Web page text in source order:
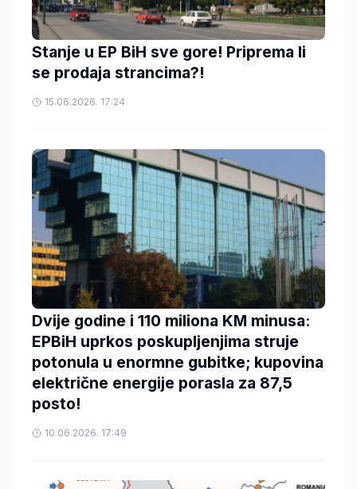
Stanje u EP BiH sve gore! Priprema li
se prodaja strancima?!
15.06.2026. 17:24
Dvije godine i 110 miliona KM minusa:
EPBiH uprkos poskupljenjima struje
potonula u enormne gubitke; kupovina
električne energije porasla za 87,5
posto!
10.06.2026. 17:49